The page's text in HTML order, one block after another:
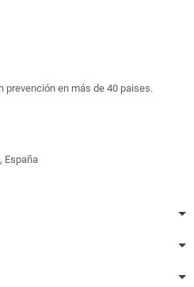
prevención en más de 40 paises.
España